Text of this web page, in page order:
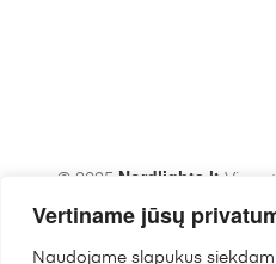
Vertiname jūsų
Naudojame slapukus
© 2025 Nordlights.lt Visos